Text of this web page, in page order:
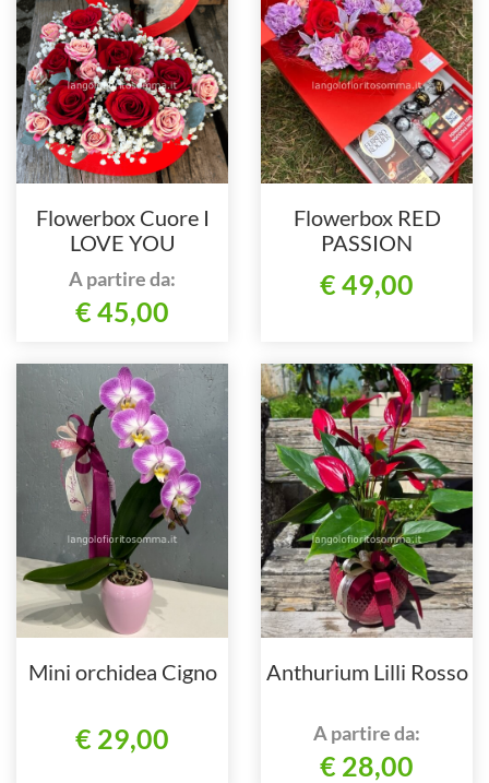
Flowerbox Cuore I
LOVE YOU
A partire da:
€ 45,00
Flowerbox RED
PASSION
€ 49,00
Mini orchidea Cigno
€ 29,00
Anthurium Lilli Rosso
A partire da:
€ 28,00